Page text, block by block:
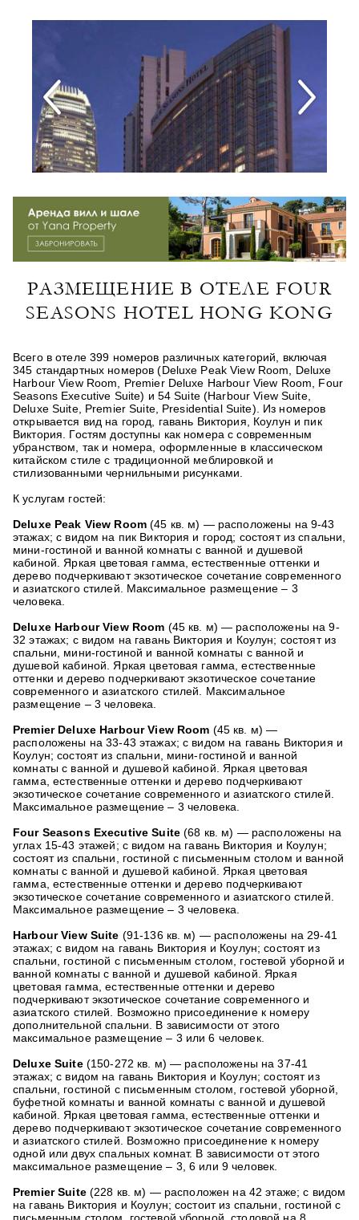
РАЗМЕЩЕНИЕ В ОТЕЛЕ FOUR
SEASONS HOTEL HONG KONG
Всего в отеле 399 номеров различных категорий, включая
345 стандартных номеров (Deluxe Peak View Room, Deluxe
Harbour View Room, Premier Deluxe Harbour View Room, Four
Seasons Executive Suite) и 54 Suite (Harbour View Suite,
Deluxe Suite, Premier Suite, Presidential Suite). Из номеров
открывается вид на город, гавань Виктория, Коулун и пик
Виктория. Гостям доступны как номера с современным
убранством, так и номера, оформленные в классическом
китайском стиле с традиционной меблировкой и
стилизованными чернильными рисунками.
К услугам гостей:
Deluxe Peak View Room(45 кв. м) — расположены на 9-43
этажах; с видом на пик Виктория и город; состоят из спальни,
мини-гостиной и ванной комнаты с ванной и душевой
кабиной. Яркая цветовая гамма, естественные оттенки и
дерево подчеркивают экзотическое сочетание современного
и азиатского стилей. Максимальное размещение – 3
человека.
Deluxe Harbour View Room (45 кв. м) — расположены на 9-
32 этажах; с видом на гавань Виктория и Коулун; состоят из
спальни, мини-гостиной и ванной комнаты с ванной и
душевой кабиной. Яркая цветовая гамма, естественные
оттенки и дерево подчеркивают экзотическое сочетание
современного и азиатского стилей. Максимальное
размещение – 3 человека.
Premier Deluxe Harbour View Room (45 кв. м) —
расположены на 33-43 этажах; с видом на гавань Виктория и
Коулун; состоят из спальни, мини-гостиной и ванной
комнаты с ванной и душевой кабиной. Яркая цветовая
гамма, естественные оттенки и дерево подчеркивают
экзотическое сочетание современного и азиатского стилей.
Максимальное размещение – 3 человека.
Four Seasons Executive Suite(68 кв. м) — расположены на
углах 15-43 этажей; с видом на гавань Виктория и Коулун;
состоят из спальни, гостиной с письменным столом и ванной
комнаты с ванной и душевой кабиной. Яркая цветовая
гамма, естественные оттенки и дерево подчеркивают
экзотическое сочетание современного и азиатского стилей.
Максимальное размещение – 3 человека.
Harbour View Suite (91-136 кв. м) — расположены на 29-41
этажах; с видом на гавань Виктория и Коулун; состоят из
спальни, гостиной с письменным столом, гостевой уборной и
ванной комнаты с ванной и душевой кабиной. Яркая
цветовая гамма, естественные оттенки и дерево
подчеркивают экзотическое сочетание современного и
азиатского стилей. Возможно присоединение к номеру
дополнительной спальни. В зависимости от этого
максимальное размещение – 3 или 6 человек.
Deluxe Suite(150-272 кв. м) — расположены на 37-41
этажах; с видом на гавань Виктория и Коулун; состоят из
спальни, гостиной с письменным столом, гостевой уборной,
буфетной комнаты и ванной комнаты с ванной и душевой
кабиной. Яркая цветовая гамма, естественные оттенки и
дерево подчеркивают экзотическое сочетание современного
и азиатского стилей. Возможно присоединение к номеру
одной или двух спальных комнат. В зависимости от этого
максимальное размещение – 3, 6 или 9 человек.
Premier Suite (228 кв. м) — расположен на 42 этаже; с видом
на гавань Виктория и Коулун; состоит из спальни, гостиной с
письменным столом, гостевой уборной, столовой на 8